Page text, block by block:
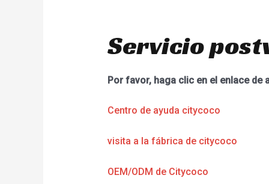
Servicio
Por favor, haga clic en el enlace de
Centro de ayuda citycoco
visita a la fábrica de citycoco
OEM/ODM de Citycoco